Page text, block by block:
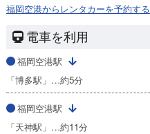
福岡空港からレンタカーを予約する
電車を利用
福岡空港駅
「博多駅」…約5分
福岡空港駅
「天神駅」…約11分